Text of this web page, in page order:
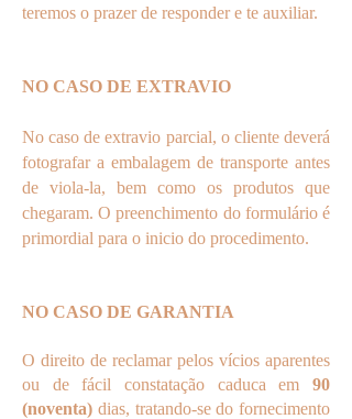
teremos o prazer de responder e te auxiliar.
NO CASO DE EXTRAVIO
No caso de extravio parcial, o cliente deverá
fotografar a embalagem de transporte antes
de viola-la, bem como os produtos que
chegaram. O preenchimento do formulário é
primordial para o inicio do procedimento.
NO CASO DE GARANTIA
O direito de reclamar pelos vícios aparentes
ou de fácil constatação caduca em 90
(noventa) dias, tratando-se do fornecimento